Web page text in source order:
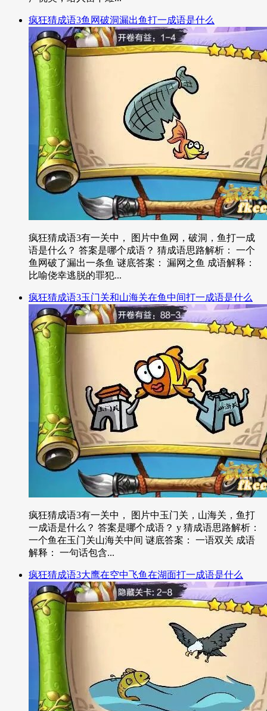
疯狂猜成语3鱼网破洞漏出鱼打一成语是什么
疯狂猜成语3有一关中， 图片中鱼网，破洞，鱼打一成
语是什么？ 答案是哪个成语？ 猜成语思路解析： 一个
鱼网破了漏出一条鱼 谜底答案： 漏网之鱼 成语解释：
比喻侥幸逃脱的罪犯...
疯狂猜成语3玉门关和山海关在鱼中间打一成语是什么
疯狂猜成语3有一关中， 图片中玉门关，山海关，鱼打
一成语是什么？ 答案是哪个成语？ y 猜成语思路解析：
一个鱼在玉门关山海关中间 谜底答案： 一语双关 成语
解释： 一句话包含...
疯狂猜成语3大鹰在空中飞鱼在湖面打一成语是什么